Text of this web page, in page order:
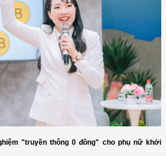
"truyền thông 0 đồng" cho phụ nữ khởi